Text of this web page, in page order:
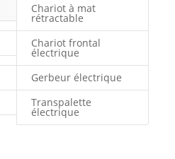
Chariot à mat
rétractable
Chariot frontal
électrique
Gerbeur électrique
Transpalette
électrique